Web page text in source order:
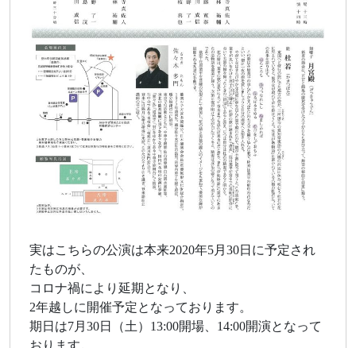
実はこちらの公演は本来2020年5月30日に予定され
たものが、
コロナ禍により延期となり、
2年越しに開催予定となっております。
期日は7月30日（土）13:00開場、14:00開演となって
おります。